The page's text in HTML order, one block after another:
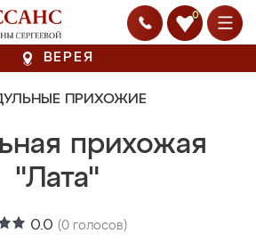
0
ВЕРЕЯ
ПРИХОЖИЕ
прихожая
"Лата"
0.0 (0 голосов)